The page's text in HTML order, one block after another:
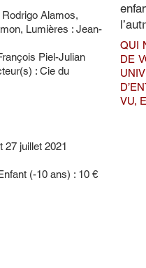
Alamos,
Lumières : Jean-
Piel-Julian
: Cie du
27 juillet 2021
(-10 ans) : 10 €
QUI
DE
VU,